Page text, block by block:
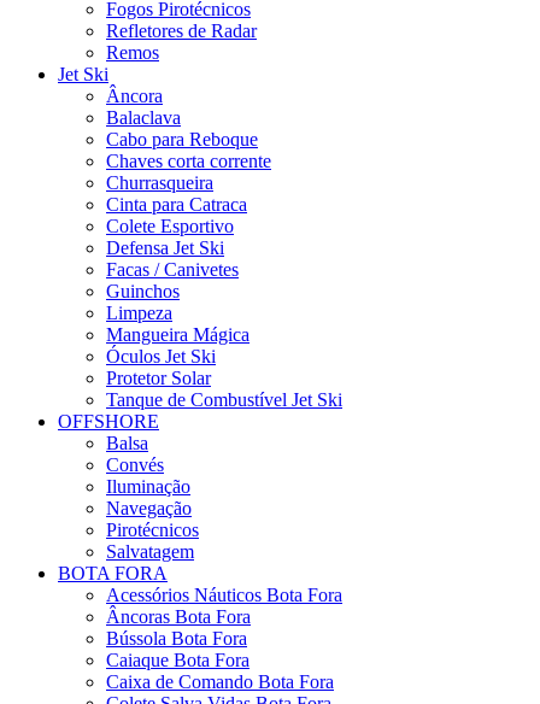
Fogos Pirotécnicos
Refletores de Radar
Remos
Jet Ski
Âncora
Balaclava
Cabo para Reboque
Chaves corta corrente
Churrasqueira
Cinta para Catraca
Colete Esportivo
Defensa Jet Ski
Facas / Canivetes
Guinchos
Limpeza
Mangueira Mágica
Óculos Jet Ski
Protetor Solar
Tanque de Combustível Jet Ski
OFFSHORE
Balsa
Convés
Iluminação
Navegação
Pirotécnicos
Salvatagem
BOTA FORA
Acessórios Náuticos Bota Fora
Âncoras Bota Fora
Bússola Bota Fora
Caiaque Bota Fora
Caixa de Comando Bota Fora